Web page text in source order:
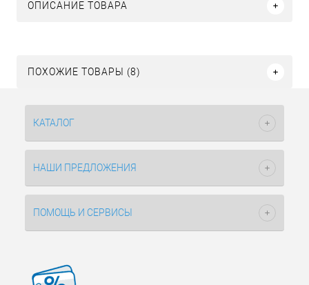
ОПИСАНИЕ ТОВАРА
ПОХОЖИЕ ТОВАРЫ (8)
КАТАЛОГ
НАШИ ПРЕДЛОЖЕНИЯ
ПОМОЩЬ И СЕРВИСЫ